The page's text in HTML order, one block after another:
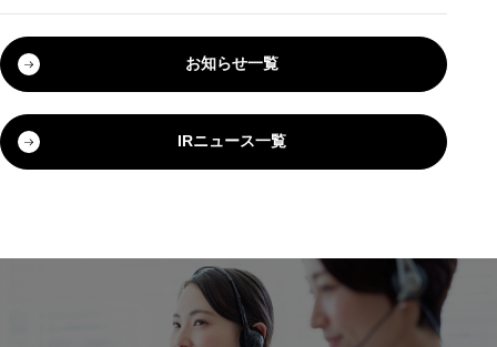
お知らせ一覧
IRニュース一覧